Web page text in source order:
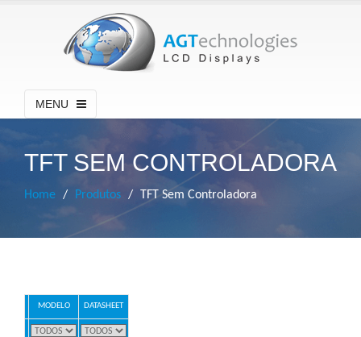
MENU
TFT SEM CONTROLADORA
Home Produtos TFT Sem Controladora
MODELO DATASHEET